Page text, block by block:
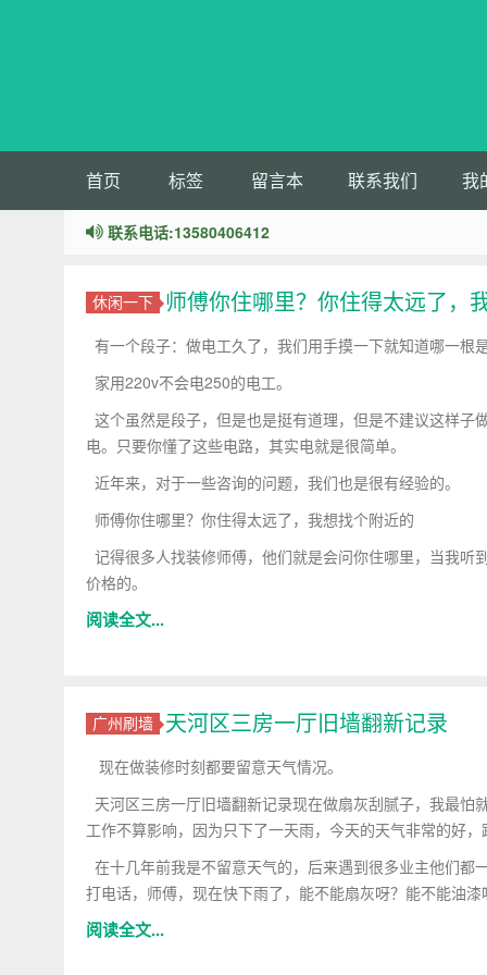
首页 标签 留言本 联系我们 我
联系电话:13580406412
休闲一下 师傅你住哪里？你住得太远了，
有一个段子：做电工久了，我们用手摸一下就知道哪一根
家用220v不会电250的电工。
这个虽然是段子，但是也是挺有道理，但是不建议这样
电。只要你懂了这些电路，其实电就是很简单。
近年来，对于一些咨询的问题，我们也是很有经验的。
师傅你住哪里？你住得太远了，我想找个附近的
记得很多人找装修师傅，他们就是会问你住哪里，当我
价格的。
阅读全文...
广州刷墙 天河区三房一厅旧墙翻新记录
现在做装修时刻都要留意天气情况。
天河区三房一厅旧墙翻新记录现在做扇灰刮腻子，我最
工作不算影响，因为只下了一天雨，今天的天气非常的好，
在十几年前我是不留意天气的，后来遇到很多业主他们
打电话，师傅，现在快下雨了，能不能扇灰呀？能不能油
阅读全文...